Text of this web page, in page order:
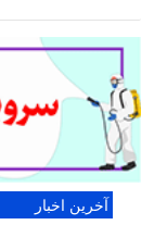
آخرین اخبار